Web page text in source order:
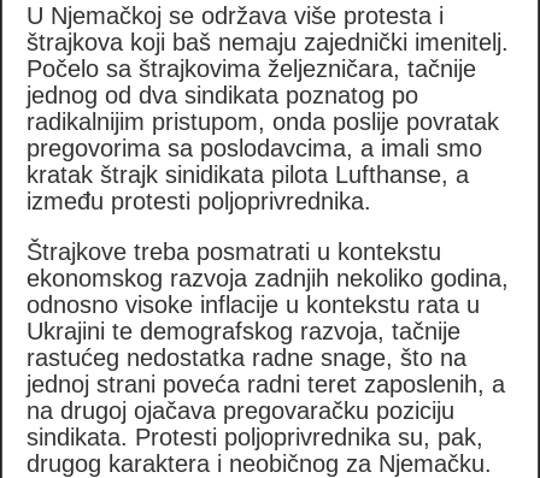
U Njemačkoj se održava više protesta i
štrajkova koji baš nemaju zajednički imenitelj.
Počelo sa štrajkovima željezničara, tačnije
jednog od dva sindikata poznatog po
radikalnijim pristupom, onda poslije povratak
pregovorima sa poslodavcima, a imali smo
kratak štrajk sinidikata pilota Lufthanse, a
između protesti poljoprivrednika.
Štrajkove treba posmatrati u kontekstu
ekonomskog razvoja zadnjih nekoliko godina,
odnosno visoke inflacije u kontekstu rata u
Ukrajini te demografskog razvoja, tačnije
rastućeg nedostatka radne snage, što na
jednoj strani poveća radni teret zaposlenih, a
na drugoj ojačava pregovaračku poziciju
sindikata. Protesti poljoprivrednika su, pak,
drugog karaktera i neobičnog za Njemačku.